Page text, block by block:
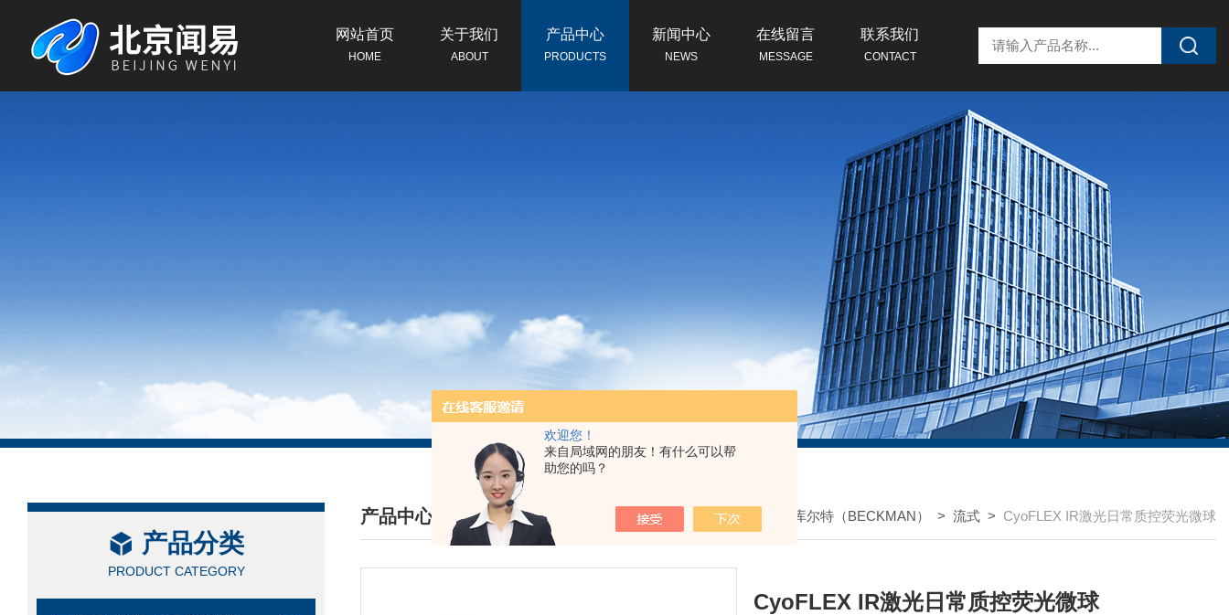
欢迎您！
来自局域网的朋友！有什么可以帮
助您的吗？
网站首页
HOME
关于我们
ABOUT
产品中心
PRODUCTS
新闻中心
NEWS
在线留言
MESSAGE
联系我们
CONTACT
产品分类
PRODUCT CATEGORY
产品中心
/ PRODUCTS CENTER
首页> 产品中心> 贝克曼库尔特（BECKMAN） > 流式 > CyoFLEX IR激光日常质控荧光微球
CyoFLEX IR激光日常质控荧光微球